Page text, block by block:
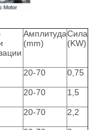
Амплитуда
(mm)
Сила
(KW)
20-70 0,75
20-70 1,5
20-70 2,2